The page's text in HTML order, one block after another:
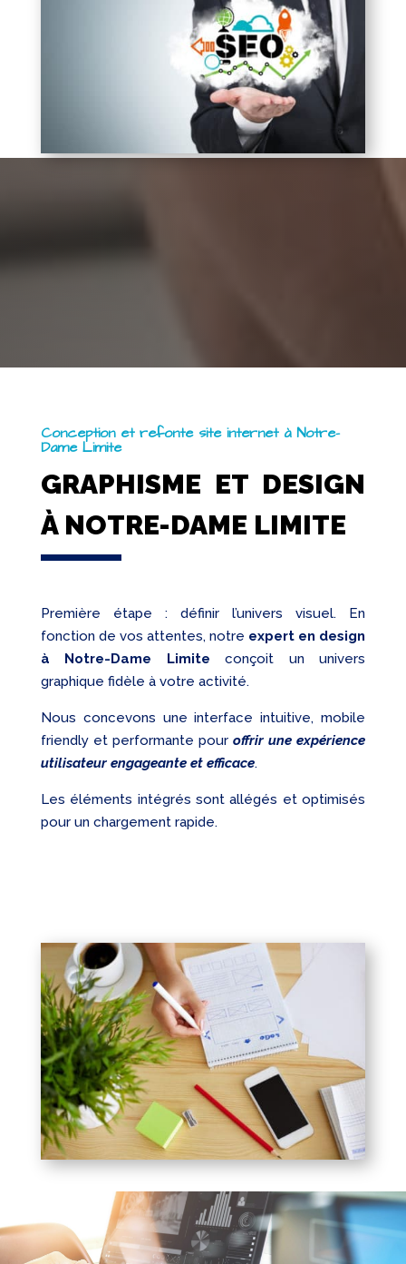
Conception et refonte site internet à Notre-
Dame Limite
GRAPHISME ET DESIGN
À NOTRE-DAME LIMITE
Première étape : définir l’univers visuel. En
fonction de vos attentes, notre expert en design
à Notre-Dame Limite conçoit un univers
graphique fidèle à votre activité.
Nous concevons une interface intuitive, mobile
friendly et performante pouroffrir une expérience
utilisateur engageante et efficace.
Les éléments intégrés sont allégés et optimisés
pour un chargement rapide.